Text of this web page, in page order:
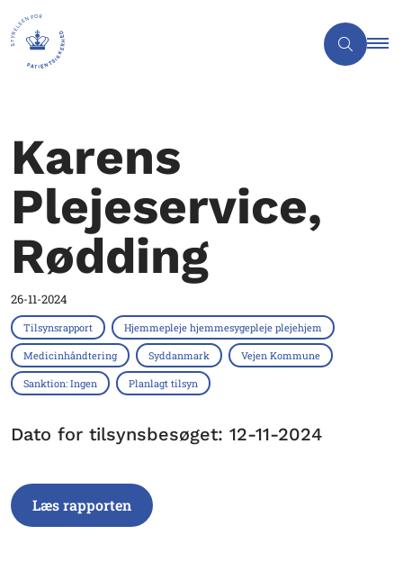
Karens
Plejeservice,
Rødding
26-11-2024
Tilsynsrapport Hjemmepleje hjemmesygepleje plejehjem
Medicinhåndtering Syddanmark Vejen Kommune
Sanktion: Ingen Planlagt tilsyn
Dato for tilsynsbesøget: 12-11-2024
Læs rapporten